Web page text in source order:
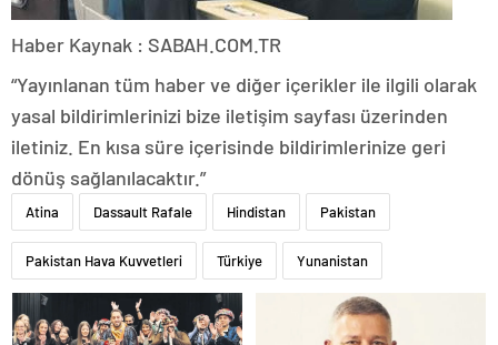
Haber Kaynak : SABAH.COM.TR
“Yayınlanan tüm haber ve diğer içerikler ile ilgili olarak
yasal bildirimlerinizi bize iletişim sayfası üzerinden
iletiniz. En kısa süre içerisinde bildirimlerinize geri
dönüş sağlanılacaktır.”
Atina Dassault Rafale Hindistan Pakistan
Pakistan Hava Kuvvetleri Türkiye Yunanistan